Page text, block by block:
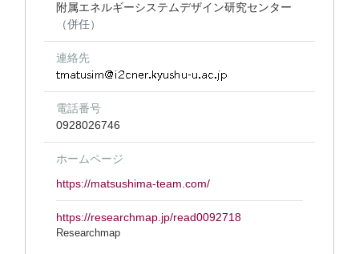
附属エネルギーシステムデザイン研究センター
（併任）
連絡先
電話番号
0928026746
ホームページ
https://matsushima-team.com/
https://researchmap.jp/read0092718
Researchmap